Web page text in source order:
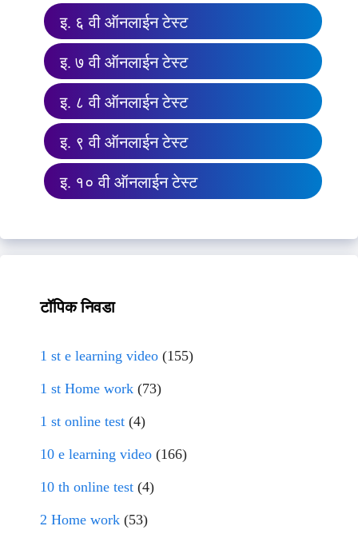
इ. ६ वी ऑनलाईन टेस्ट
इ. ७ वी ऑनलाईन टेस्ट
इ. ८ वी ऑनलाईन टेस्ट
इ. ९ वी ऑनलाईन टेस्ट
इ. १० वी ऑनलाईन टेस्ट
टॉपिक निवडा
1 st e learning video (155)
1 st Home work (73)
1 st online test (4)
10 e learning video (166)
10 th online test (4)
2 Home work (53)